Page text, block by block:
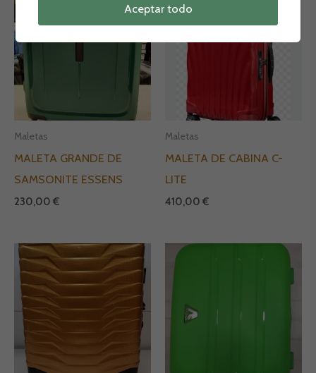
Maletas
MALETA GRANDE DE
SAMSONITE ESSENS
230,00 €
Maletas
MALETA DE CABINA C-
LITE
410,00 €
Aceptar todo